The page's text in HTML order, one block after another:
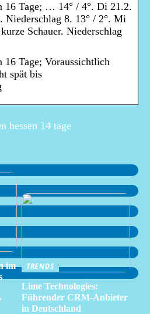
16 Tage; … 14° / 4°. Di 21.2.
Niederschlag 8. 13° / 2°. Mi
Schauer. Niederschlag
16 Tage; Voraussichtlich
spät bis
hessen 14 tage
im
TRENDS
Lime Technologies:
Führender CRM-Anbieter
in Deutschland